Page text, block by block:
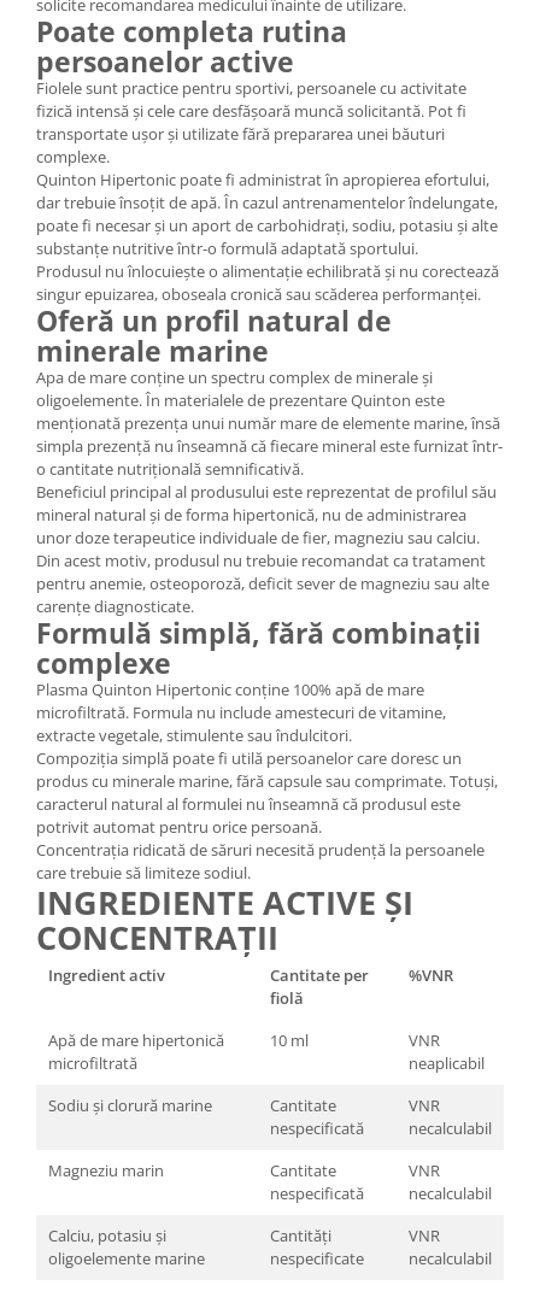
solicite recomandarea medicului înainte de utilizare.
Poate completa rutina
persoanelor active
Fiolele sunt practice pentru sportivi, persoanele cu activitate
fizică intensă și cele care desfășoară muncă solicitantă. Pot fi
transportate ușor și utilizate fără prepararea unei băuturi
complexe.
Quinton Hipertonic poate fi administrat în apropierea efortului,
dar trebuie însoțit de apă. În cazul antrenamentelor îndelungate,
poate fi necesar și un aport de carbohidrați, sodiu, potasiu și alte
substanțe nutritive într-o formulă adaptată sportului.
Produsul nu înlocuiește o alimentație echilibrată și nu corectează
singur epuizarea, oboseala cronică sau scăderea performanței.
Oferă un profil natural de
minerale marine
Apa de mare conține un spectru complex de minerale și
oligoelemente. În materialele de prezentare Quinton este
menționată prezența unui număr mare de elemente marine, însă
simpla prezență nu înseamnă că fiecare mineral este furnizat într-
o cantitate nutrițională semnificativă.
Beneficiul principal al produsului este reprezentat de profilul său
mineral natural și de forma hipertonică, nu de administrarea
unor doze terapeutice individuale de fier, magneziu sau calciu.
Din acest motiv, produsul nu trebuie recomandat ca tratament
pentru anemie, osteoporoză, deficit sever de magneziu sau alte
carențe diagnosticate.
Formulă simplă, fără combinații
complexe
Plasma Quinton Hipertonic conține 100% apă de mare
microfiltrată. Formula nu include amestecuri de vitamine,
extracte vegetale, stimulente sau îndulcitori.
Compoziția simplă poate fi utilă persoanelor care doresc un
produs cu minerale marine, fără capsule sau comprimate. Totuși,
caracterul natural al formulei nu înseamnă că produsul este
potrivit automat pentru orice persoană.
Concentrația ridicată de săruri necesită prudență la persoanele
care trebuie să limiteze sodiul.
INGREDIENTE ACTIVE ȘI
CONCENTRAȚII
Ingredient activ
Cantitate per
fiolă
%VNR
Apă de mare hipertonică
microfiltrată
10 ml
VNR
neaplicabil
Sodiu și clorură marine
Cantitate
nespecificată
VNR
necalculabil
Magneziu marin
Cantitate
nespecificată
VNR
necalculabil
Calciu, potasiu și
oligoelemente marine
Cantități
nespecificate
VNR
necalculabil